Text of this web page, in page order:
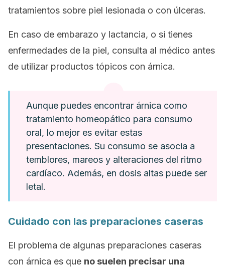
tratamientos sobre piel lesionada o con úlceras.
En caso de embarazo y lactancia, o si tienes
enfermedades de la piel, consulta al médico antes
de utilizar productos tópicos con árnica.
Aunque puedes encontrar árnica como
tratamiento homeopático para consumo
oral, lo mejor es evitar estas
presentaciones. Su consumo se asocia a
temblores, mareos y alteraciones del ritmo
cardíaco. Además, en dosis altas puede ser
letal.
Cuidado con las preparaciones caseras
El problema de algunas preparaciones caseras
con árnica es que no suelen precisar una